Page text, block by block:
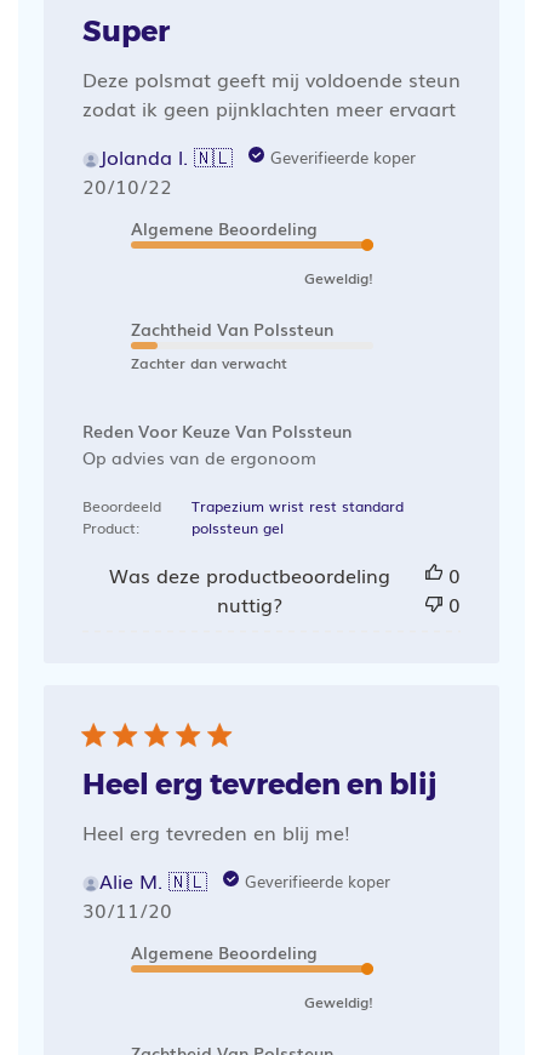
Super
Deze polsmat geeft mij voldoende steun
zodat ik geen pijnklachten meer ervaart
Jolanda l. 🇳🇱
Geverifieerde koper
Publicatiedatum
20/10/22
Algemene Beoordeling
Geweldig!
Zachtheid Van Polssteun
Zachter dan verwacht
Reden Voor Keuze Van Polssteun
Op advies van de ergonoom
Beoordeeld
Product:
Trapezium wrist rest standard
polssteun gel
Was deze productbeoordeling
nuttig?
0
0
Heel erg tevreden en blij
Heel erg tevreden en blij me!
Alie M. 🇳🇱
Geverifieerde koper
Publicatiedatum
30/11/20
Algemene Beoordeling
Geweldig!